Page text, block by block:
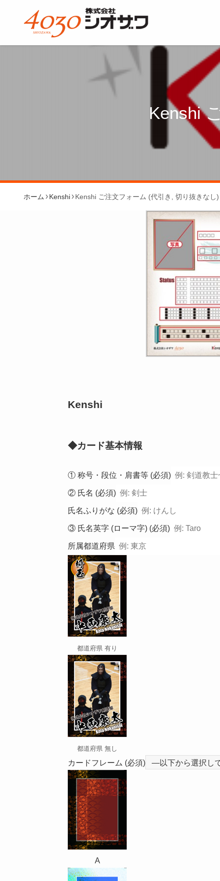
Kenshi
ホーム Kenshi Kenshi ご注文フォーム (代引き, 切り抜きなし)
Kenshi
◆カード基本情報
① 称号・段位・肩書等 (必須)
② 氏名 (必須)
氏名ふりがな (必須)
③ 氏名英字 (ローマ字) (必須)
所属都道府県
都道府県 有り
都道府県 無し
カードフレーム (必須)
A